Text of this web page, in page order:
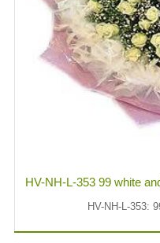
HV-NH-L-353 99 white
HV-NH-L-353: